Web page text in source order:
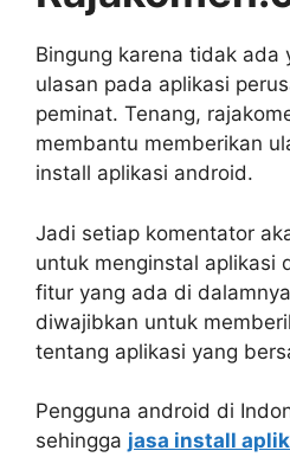
Bingung karena tidak ada
ulasan pada aplikasi
peminat. Tenang,
membantu memberikan
install aplikasi android.
Jadi setiap komentator
untuk menginstal aplikasi
fitur yang ada di
diwajibkan untuk
tentang aplikasi yang
Pengguna android di
sehingga jasa install